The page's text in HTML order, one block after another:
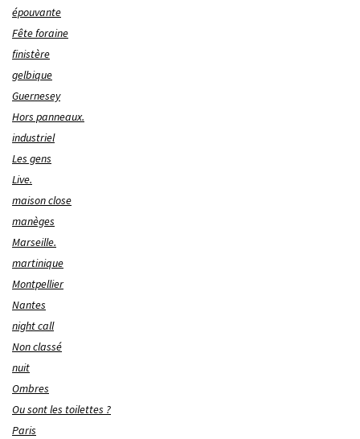
épouvante
Fête foraine
finistère
gelbique
Guernesey
Hors panneaux.
industriel
Les gens
Live.
maison close
manèges
Marseille.
martinique
Montpellier
Nantes
night call
Non classé
nuit
Ombres
Ou sont les toilettes ?
Paris